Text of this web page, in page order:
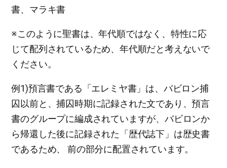
書、マラキ書
※このように聖書は、年代順ではなく、特性に応
じて配列されているため、年代順だと考えないで
ください。
例1)預言書である「エレミヤ書」は、バビロン捕
囚以前と、捕囚時期に記録された文であり、預言
書のグループに編成されていますが、バビロンか
ら帰還した後に記録された「歴代誌下」は歴史書
であるため、 前の部分に配置されています。